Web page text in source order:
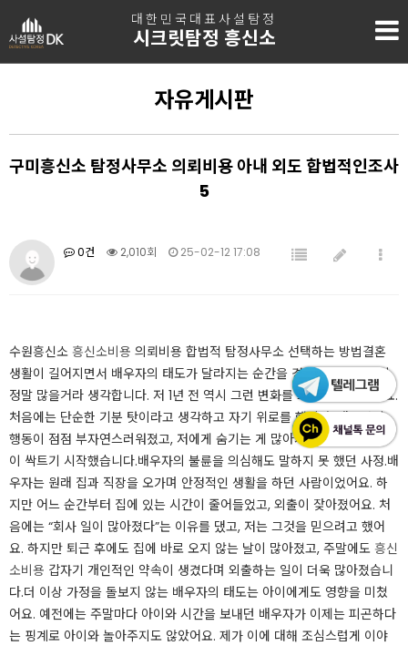
대한민국대표사설탐정
시크릿탐정 흥신소
자유게시판
구미흥신소 탐정사무소 의뢰비용 아내 외도 합법적인조사
5
0건 2,010회 25-02-12 17:08
수원흥신소 흥신소비용 의뢰비용 합법적 탐정사무소 선택하는 방법​결혼
생활이 길어지면서 배우자의 태도가 달라지는 순간을 경험하는 사람들이
정말 많을거라 생각합니다. 저 1년 전 역시 그런 변화를 느끼기 시작했어요.
처음에는 단순한 기분 탓이라고 생각하고 자기 위로를 했지만, 배우자의
행동이 점점 부자연스러워졌고, 저에게 숨기는 게 많아지는 걸 보며 의심
이 싹트기 시작했습니다.​배우자의 불륜을 의심해도 말하지 못 했던 사정.배
우자는 원래 집과 직장을 오가며 안정적인 생활을 하던 사람이었어요. 하
지만 어느 순간부터 집에 있는 시간이 줄어들었고, 외출이 잦아졌어요. 처
음에는 “회사 일이 많아졌다”는 이유를 댔고, 저는 그것을 믿으려고 했어
요. 하지만 퇴근 후에도 집에 바로 오지 않는 날이 많아졌고, 주말에도 흥신
소비용 갑자기 개인적인 약속이 생겼다며 외출하는 일이 더욱 많아졌습니
다.​더 이상 가정을 돌보지 않는 배우자의 태도는 아이에게도 영향을 미쳤
어요. 예전에는 주말마다 아이와 시간을 보내던 배우자가 이제는 피곤하다
는 핑계로 아이와 놀아주지도 않았어요. 제가 이에 대해 조심스럽게 이야